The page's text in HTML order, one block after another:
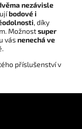
nezávisle
bodové i
, díky
Možnostsuper
vásnenechá ve
příslušenství v